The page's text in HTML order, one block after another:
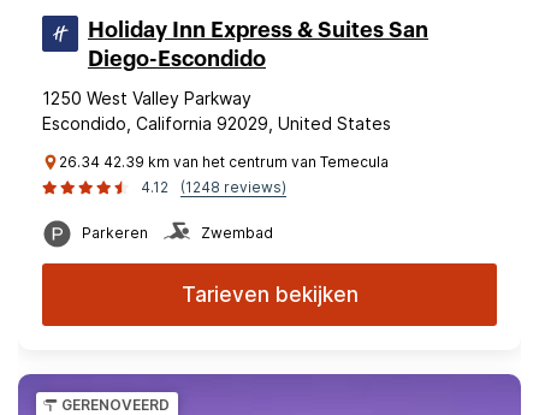
Holiday Inn Express & Suites San
Diego-Escondido
1250 West Valley Parkway
Escondido, California 92029, United States
26.34 42.39 km van het centrum van Temecula
4.12
(1248 reviews)
Parkeren Zwembad
Tarieven bekijken
GERENOVEERD